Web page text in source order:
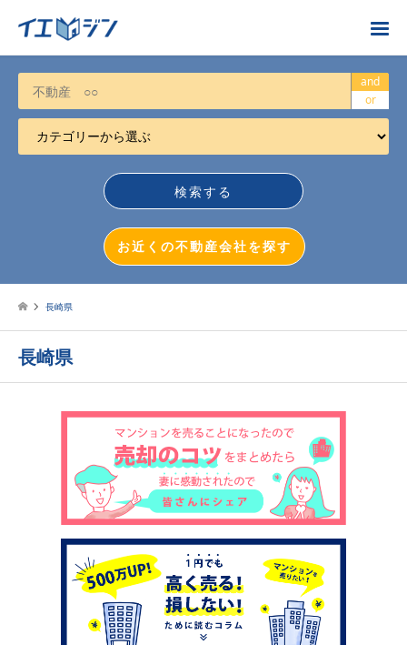
お近くの不動産会社を探す
カテゴリーから選ぶ
不動産売却
不動産投資
戸建売却
マンション売却
土地売却
イエジンくんの紹介
運営会社
運営会社
利用規約について
and
or
お近くの不動産会社を探す
長崎県
長崎県